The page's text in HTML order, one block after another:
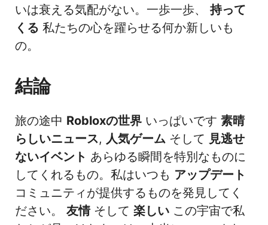
いは衰える気配がない。一歩一歩、 持って
くる 私たちの心を躍らせる何か新しいも
の。
結論
旅の途中 Robloxの世界 いっぱいです 素晴
らしいニュース, 人気ゲーム そして 見逃せ
ないイベント あらゆる瞬間を特別なものに
してくれるもの。私はいつも アップデート
コミュニティが提供するものを発見してく
ださい。 友情そして 楽しい この宇宙で私